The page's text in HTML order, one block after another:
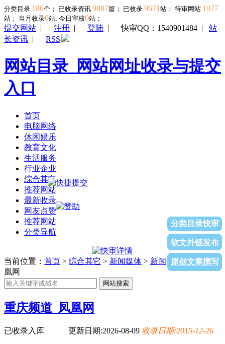
分类目录 186个； 已收录资讯 9887篇； 已收录 9671 站； 待审网站 1977
站； 当月收录0站; 今日审核0站；
提交网站 | 注册 | 登陆 |快审QQ：1540901484 | 站
长资讯 | RSS
网站目录_网站网址收录与提交
入口
首页
电脑网络
休闲娱乐
教育文化
生活服务
行业企业
综合其它
推荐网站
最新收录
网友点赞
推荐网站
分类导航
分类目录快审
软文外链发布
原创文章撰写
当前位置： 首页 > 综合其它 > 新闻媒体 > 新闻
> 重庆频道_凤
凰网
网站搜索
重庆频道_凤凰网
已收录入库 更新日期:2026-08-09 收录日期:2015-12-26